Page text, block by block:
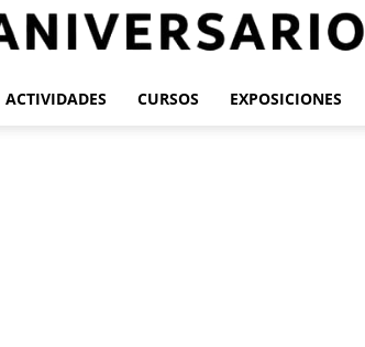
ACTIVIDADES CURSOS EXPOSICIONES